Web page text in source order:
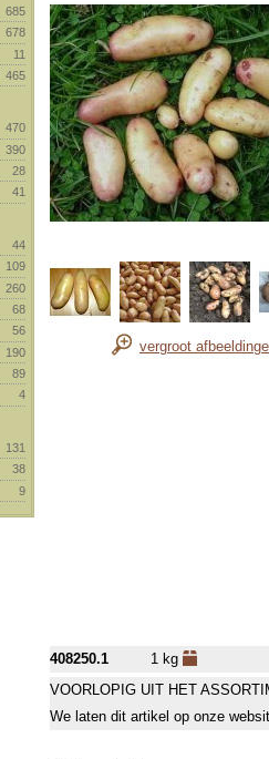
685
678
11
465
470
390
28
41
44
109
260
68
56
190
89
4
131
38
9
vergroot
408250.1
1 kg
VOORLOPIG UIT HET
We laten dit artikel op onze